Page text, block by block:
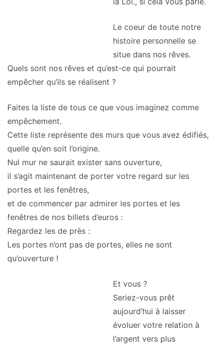
Le coeur de toute notre
histoire personnelle se
situe dans nos rêves.
Quels sont nos rêves et qu’est-ce qui pourrait
empêcher qu’ils se réalisent ?
Faites la liste de tous ce que vous imaginez comme
empêchement.
Cette liste représente des murs que vous avez édifiés,
quelle qu’en soit l’origine.
Nul mur ne saurait exister sans ouverture,
il s’agit maintenant de porter votre regard sur les
portes et les fenêtres,
et de commencer par admirer les portes et les
fenêtres de nos billets d’euros :
Regardez les de près :
Les portes n’ont pas de portes, elles ne sont
qu’ouverture !
Et vous ?
Seriez-vous prêt
aujourd’hui à laisser
évoluer votre relation à
l’argent vers plus